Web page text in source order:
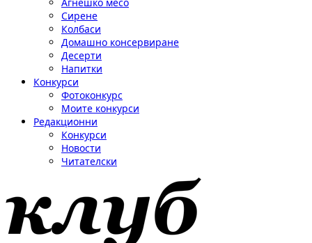
Сирене
Колбаси
Домашно консервиране
Десерти
Напитки
Конкурси
Фотоконкурс
Моите конкурси
Редакционни
Конкурси
Новости
Читателски